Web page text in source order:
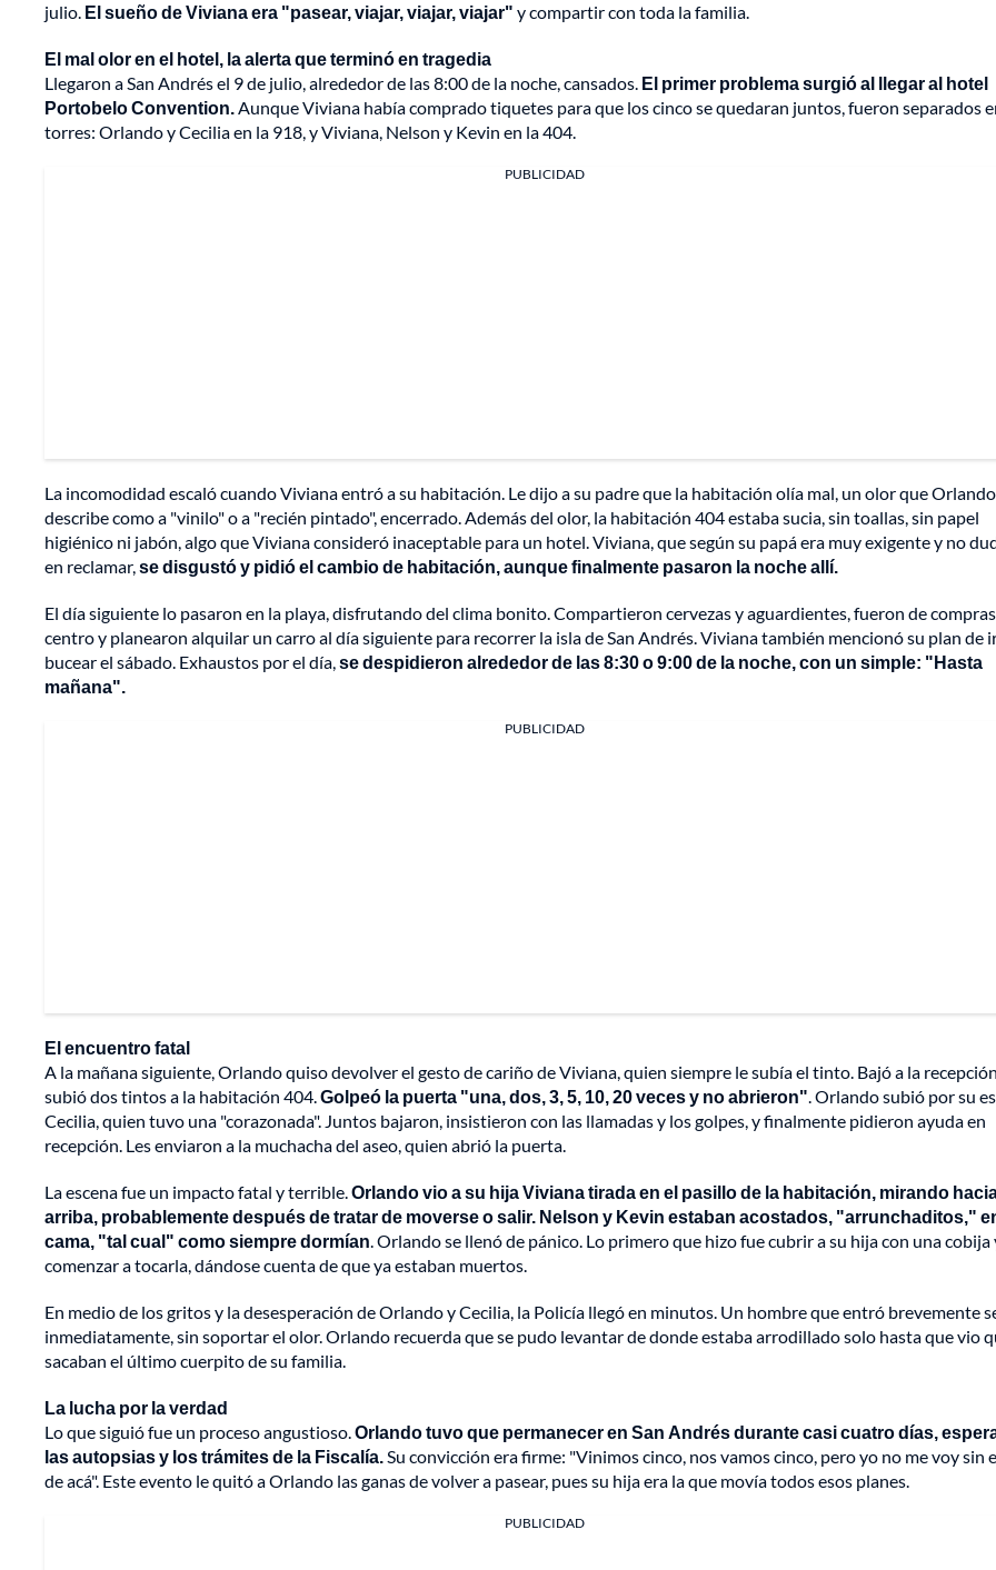
julio. El sueño de Viviana era "pasear, viajar, viajar, viajar" y compartir con toda la familia.
El mal olor en el hotel, la alerta que terminó en tragedia
Llegaron a San Andrés el 9 de julio, alrededor de las 8:00 de la noche, cansados. El primer problema surgió al llegar al hotel
Portobelo Convention.Aunque Viviana había comprado tiquetes para que los cinco se quedaran juntos, fueron separados
torres: Orlando y Cecilia en la 918, y Viviana, Nelson y Kevin en la 404.
PUBLICIDAD
La incomodidad escaló cuando Viviana entró a su habitación. Le dijo a su padre que la habitación olía mal, un olor que Orlando
describe como a "vinilo" o a "recién pintado", encerrado. Además del olor, la habitación 404 estaba sucia, sin toallas, sin papel
higiénico ni jabón, algo que Viviana consideró inaceptable para un hotel. Viviana, que según su papá era muy exigente y no
en reclamar,se disgustó y pidió el cambio de habitación, aunque finalmente pasaron la noche allí.
El día siguiente lo pasaron en la playa, disfrutando del clima bonito. Compartieron cervezas y aguardientes, fueron de
centro y planearon alquilar un carro al día siguiente para recorrer la isla de San Andrés. Viviana también mencionó su plan de
bucear el sábado. Exhaustos por el día,se despidieron alrededor de las 8:30 o 9:00 de la noche, con un simple: "Hasta
mañana".
PUBLICIDAD
El encuentro fatal
A la mañana siguiente, Orlando quiso devolver el gesto de cariño de Viviana, quien siempre le subía el tinto. Bajó a la
subió dos tintos a la habitación 404.Golpeó la puerta "una, dos, 3, 5, 10, 20 veces y no abrieron". Orlando subió por su
Cecilia, quien tuvo una "corazonada". Juntos bajaron, insistieron con las llamadas y los golpes, y finalmente pidieron ayuda en
recepción. Les enviaron a la muchacha del aseo, quien abrió la puerta.
La escena fue un impacto fatal y terrible.Orlando vio a su hija Viviana tirada en el pasillo de la habitación, mirando
arriba, probablemente después de tratar de moverse o salir. Nelson y Kevin estaban acostados, "arrunchaditos,"
cama, "tal cual" como siempre dormían. Orlando se llenó de pánico. Lo primero que hizo fue cubrir a su hija con una cobija
comenzar a tocarla, dándose cuenta de que ya estaban muertos.
En medio de los gritos y la desesperación de Orlando y Cecilia, la Policía llegó en minutos. Un hombre que entró brevemente
inmediatamente, sin soportar el olor. Orlando recuerda que se pudo levantar de donde estaba arrodillado solo hasta que vio
sacaban el último cuerpito de su familia.
La lucha por la verdad
Lo que siguió fue un proceso angustioso.Orlando tuvo que permanecer en San Andrés durante casi cuatro días,
las autopsias y los trámites de la Fiscalía.Su convicción era firme: "Vinimos cinco, nos vamos cinco, pero yo no me voy sin
de acá". Este evento le quitó a Orlando las ganas de volver a pasear, pues su hija era la que movía todos esos planes.
PUBLICIDAD